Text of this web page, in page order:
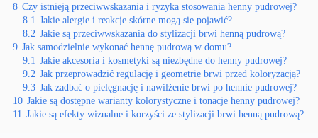
8 Czy istnieją przeciwwskazania i ryzyka stosowania henny pudrowej?
8.1 Jakie alergie i reakcje skórne mogą się pojawić?
8.2 Jakie są przeciwwskazania do stylizacji brwi henną pudrową?
9 Jak samodzielnie wykonać hennę pudrową w domu?
9.1 Jakie akcesoria i kosmetyki są niezbędne do henny pudrowej?
9.2 Jak przeprowadzić regulację i geometrię brwi przed koloryzacją?
9.3 Jak zadbać o pielęgnację i nawilżenie brwi po hennie pudrowej?
10 Jakie są dostępne warianty kolorystyczne i tonacje henny pudrowej?
11 Jakie są efekty wizualne i korzyści ze stylizacji brwi henną pudrową?